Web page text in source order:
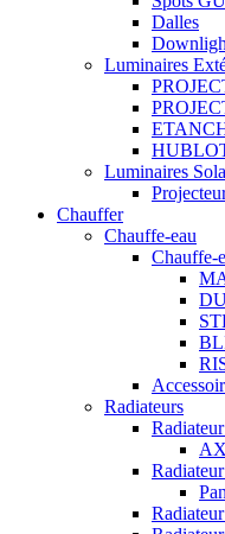
Dalles
Luminaires
Luminaires
Chauffer
Chauffe-eau
Chauffe-
Radiateurs